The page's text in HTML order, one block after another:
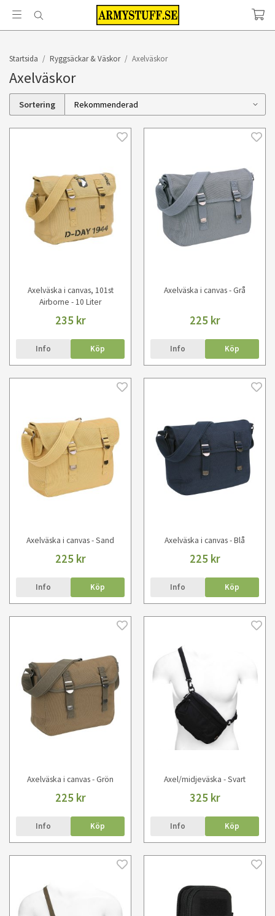
Startsida / Ryggsäckar & Väskor / Axelväskor
Axelväskor
Sortering
Axelväska i canvas, 101st
Airborne - 10 Liter
235 kr
Info Köp
Axelväska i canvas - Grå
225 kr
Info Köp
Axelväska i canvas - Sand
225 kr
Info Köp
Axelväska i canvas - Blå
225 kr
Info Köp
Axelväska i canvas - Grön
225 kr
Info Köp
Axel/midjeväska - Svart
325 kr
Info Köp